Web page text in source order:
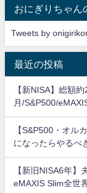
おにぎりちゃん
Tweets by
最近の投稿
【新NISA】総額
月/S&P500/
【S&P500・オル
になったらやるべ
【新旧NISA6年】
eMAXIS Slim全世